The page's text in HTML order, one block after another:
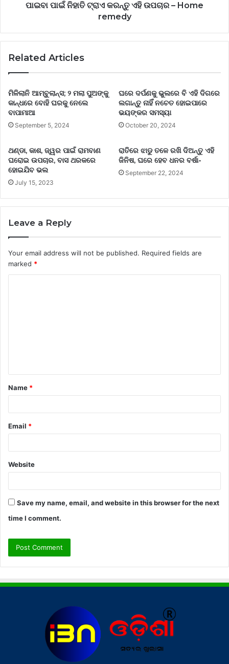
ପାଇବା ପାଇଁ ନିହାତି ଟ୍ରାଏ କରନ୍ତୁ ଏହି ଉପଚାର – Home
remedy
Related Articles
ମିଳିଲାନି ଆମ୍ବୁଲାନ୍ସ; ୨ ମଲା ପୁଅଙ୍କୁ
କାନ୍ଧରେ ବୋହି ଘରକୁ ନେଲେ
ବାପାମାଆ
September 5, 2024
ଘରେ ଦର୍ପଣକୁ ଭୁଲରେ ବି ଏହି ଦିଗରେ
ଲଗାନ୍ତୁ ନାହିଁ ନଚେତ ହୋଇପାରେ
ଭୟଙ୍କର ସମସ୍ୟା
October 20, 2024
ଥଣ୍ଡା, କାଶ, ଜ୍ୱର ପାଇଁ ରାମବାଣ
ଘରୋଇ ଉପଚାର, ବାସ ଥରକରେ
ହୋଇଯିବ ଭଲ
July 15, 2023
ରାତିରେ ଝାଡୁ ତଳେ ରଖି ଦିଅନ୍ତୁ ଏହି
ଜିନିଷ, ଘରେ ହେବ ଧନର ବର୍ଷା-
September 22, 2024
Leave a Reply
Your email address will not be published. Required fields are
marked *
t
*
Name *
Email *
Website
Save my name, email, and website in this browser for the next
time I comment.